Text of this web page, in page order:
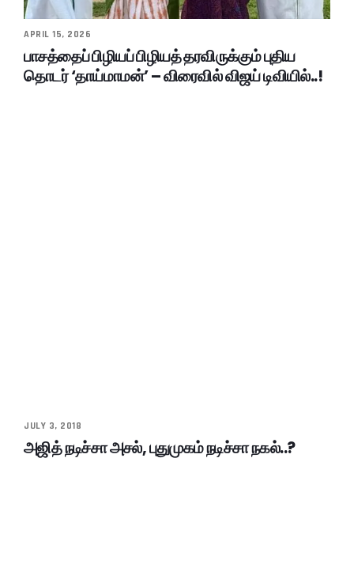
APRIL 15, 2026
பாசத்தைப் பிழியப் பிழியத் தரவிருக்கும் புதிய
தொடர் ‘தாய்மாமன்’ – விரைவில் விஜய் டிவியில்..!
JULY 3, 2018
அஜித் நடிச்சா அசல், புதுமுகம் நடிச்சா நகல்..?